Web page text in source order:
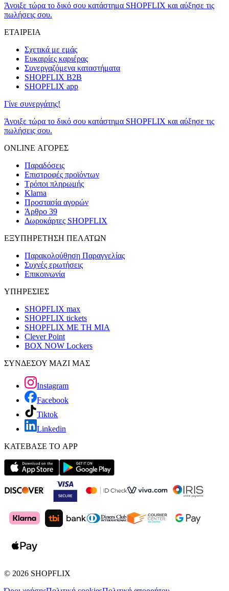
Άνοιξε τώρα το δικό σου κατάστημα SHOPFLIX και αύξησε τις
πωλήσεις σου.
ΕΤΑΙΡΕΙΑ
Σχετικά με εμάς
Ευκαιρίες καριέρας
Συνεργαζόμενα καταστήματα
SHOPFLIX B2B
SHOPFLIX app
Γίνε συνεργάτης!
Άνοιξε τώρα το δικό σου κατάστημα SHOPFLIX και αύξησε τις
πωλήσεις σου.
ONLINE ΑΓΟΡΕΣ
Παραδόσεις
Επιστροφές προϊόντων
Τρόποι πληρωμής
Klarna
Προστασία αγορών
Άρθρο 39
Δωροκάρτες SHOPFLIX
ΕΞΥΠΗΡΕΤΗΣΗ ΠΕΛΑΤΩΝ
Παρακολούθηση Παραγγελίας
Συχνές ερωτήσεις
Επικοινωνία
ΥΠΗΡΕΣΙΕΣ
SHOPFLIX max
SHOPFLIX tickets
SHOPFLIX ΜΕ ΤΗ ΜΙΑ
Clever Point
BOX NOW Lockers
ΣΥΝΔΕΣΟΥ ΜΑΖΙ ΜΑΣ
Instagram
Facebook
Tiktok
Linkedin
ΚΑΤΕΒΑΣΕ ΤΟ APP
© 2026 SHOPFLIX